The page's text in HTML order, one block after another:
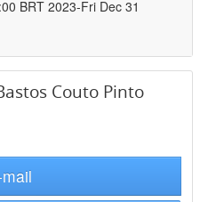
BRT 2023-Fri Dec 31
Couto Pinto